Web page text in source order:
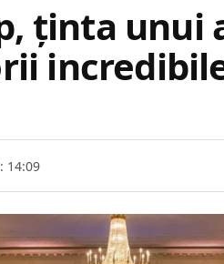
ținta unui
14:09